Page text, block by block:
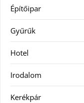
Építőipar
Gyűrűk
Hotel
Irodalom
Kerékpár